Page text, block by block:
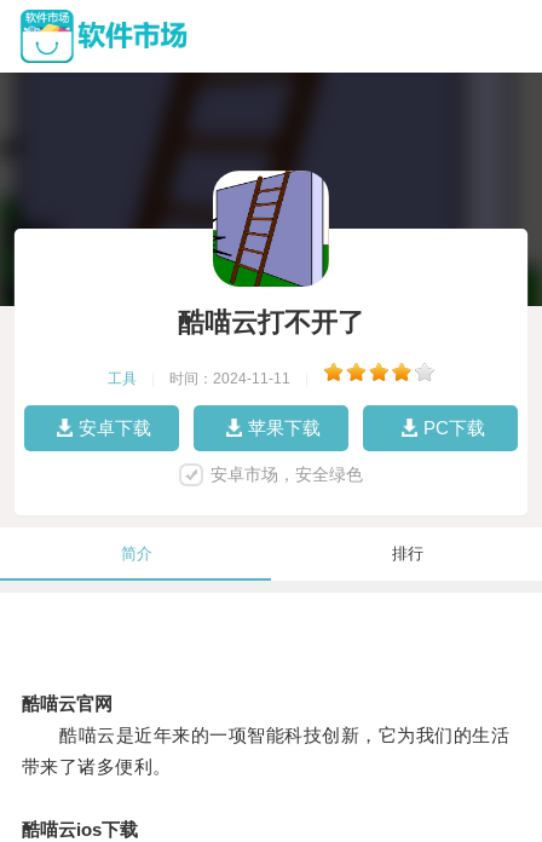
酷喵云打不开了
工具 时间：2024-11-11
安卓下载 苹果下载 PC下载
安卓市场，安全绿色
简介 排行
酷喵云官网
酷喵云是近年来的一项智能科技创新，它为我们的生活
带来了诸多便利。
酷喵云ios下载